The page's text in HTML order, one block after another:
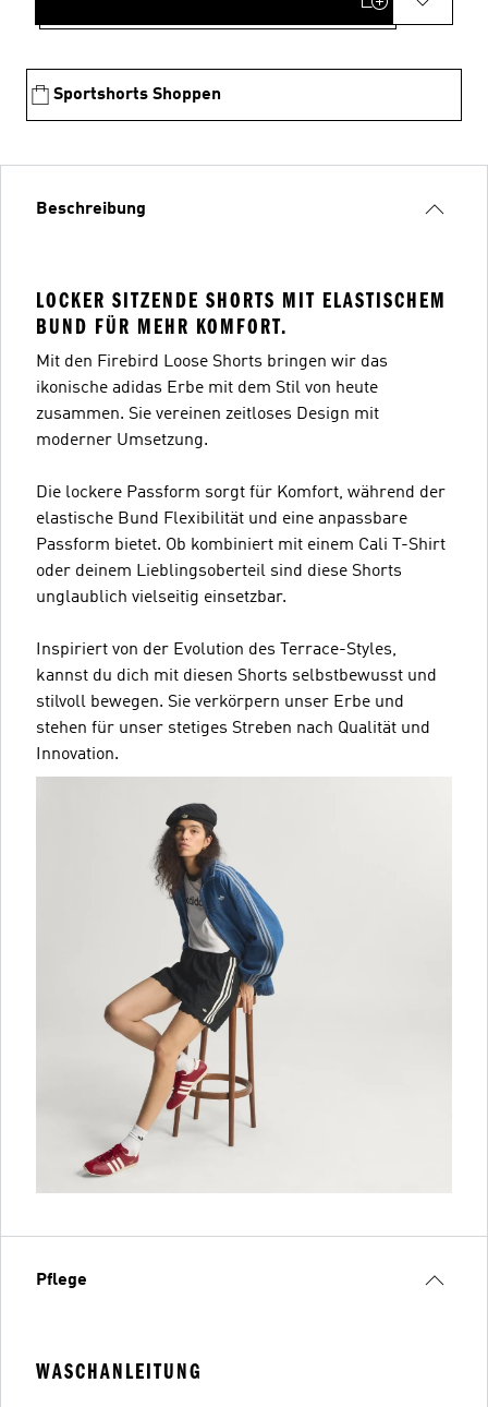
Sportshorts Shoppen
Beschreibung
LOCKER SITZENDE SHORTS MIT ELASTISCHEM
BUND FÜR MEHR KOMFORT.
Mit den Firebird Loose Shorts bringen wir das
ikonische adidas Erbe mit dem Stil von heute
zusammen. Sie vereinen zeitloses Design mit
moderner Umsetzung.
Die lockere Passform sorgt für Komfort, während der
elastische Bund Flexibilität und eine anpassbare
Passform bietet. Ob kombiniert mit einem Cali T-Shirt
oder deinem Lieblingsoberteil sind diese Shorts
unglaublich vielseitig einsetzbar.
Inspiriert von der Evolution des Terrace-Styles,
kannst du dich mit diesen Shorts selbstbewusst und
stilvoll bewegen. Sie verkörpern unser Erbe und
stehen für unser stetiges Streben nach Qualität und
Innovation.
Pflege
WASCHANLEITUNG